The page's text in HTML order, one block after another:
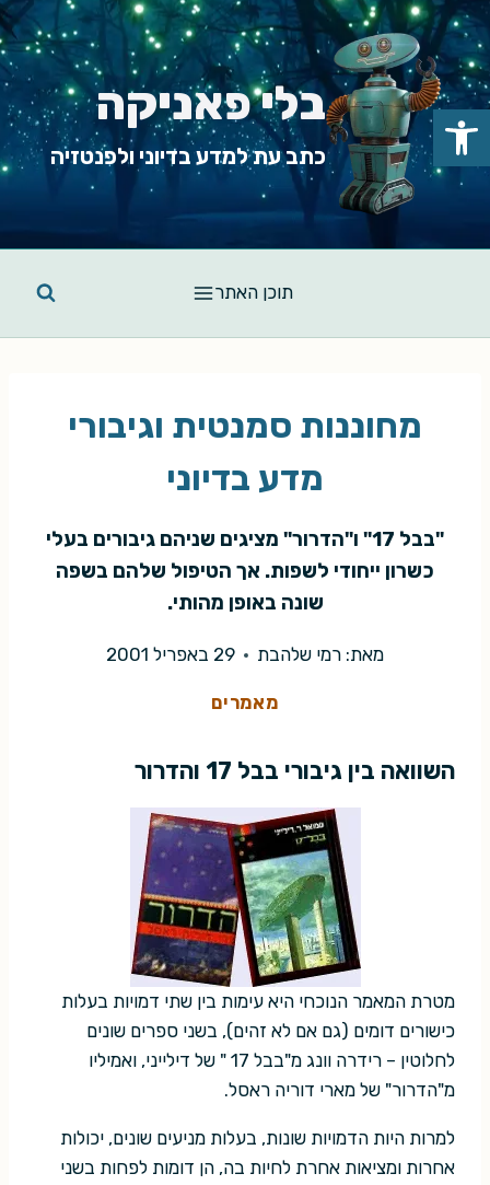
Skip
to
content
בלי פאניקה
כתב עת למדע בדיוני ולפנטזיה
תוכן האתר
מחוננות סמנטית וגיבורי
מדע בדיוני
"בבל 17" ו"הדרור" מציגים שניהם גיבורים בעלי
כשרון ייחודי לשפות. אך הטיפול שלהם בשפה
שונה באופן מהותי.
מאת: רמי שלהבת 29 באפריל 2001
מאמרים
השוואה בין גיבורי בבל 17 והדרור
מטרת המאמר הנוכחי היא עימות בין שתי דמויות בעלות
כישורים דומים (גם אם לא זהים), בשני ספרים שונים
לחלוטין – רידרה וונג מ"בבל 17 " של דילייני, ואמיליו
מ"הדרור" של מארי דוריה ראסל.
למרות היות הדמויות שונות, בעלות מניעים שונים, יכולות
אחרות ומציאות אחרת לחיות בה, הן דומות לפחות בשני
פתח סרגל נגישות